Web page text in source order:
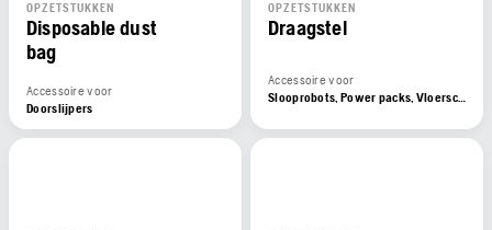
OPZETSTUKKEN
Disposable dust
bag
Accessoire voor
Doorslijpers
OPZETSTUKKEN
Draagstel
Accessoire voor
Slooprobots, Power packs, Vloerschuurmachines, Wandzagen / Slooprobots, Wandzagen, Power packs